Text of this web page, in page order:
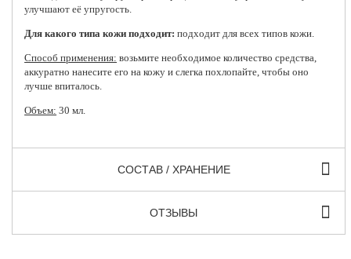
улучшают её упругость.
Для какого типа кожи подходит: подходит для всех типов кожи.
Способ применения: возьмите необходимое количество средства,
аккуратно нанесите его на кожу и слегка похлопайте, чтобы оно
лучше впиталось.
Объем: 30 мл.
СОСТАВ / ХРАНЕНИЕ
ОТЗЫВЫ